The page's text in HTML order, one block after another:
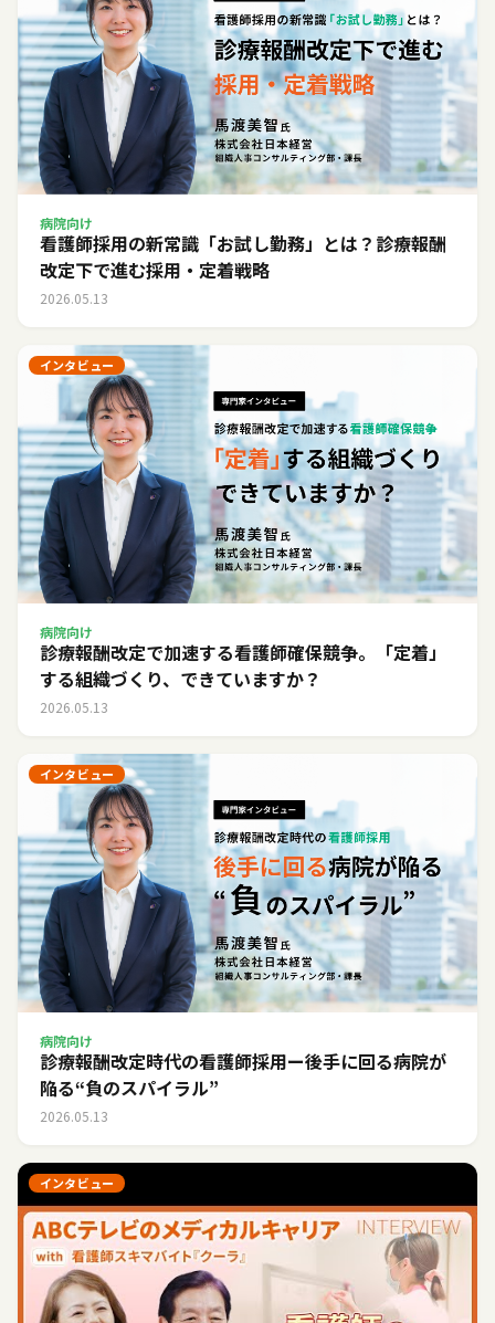
病院向け
看護師採用の新常識「お試し勤務」とは？診療報酬
改定下で進む採用・定着戦略
2026.05.13
インタビュー
病院向け
診療報酬改定で加速する看護師確保競争。「定着」
する組織づくり、できていますか？
2026.05.13
インタビュー
病院向け
診療報酬改定時代の看護師採用ー後手に回る病院が
陥る“負のスパイラル”
2026.05.13
インタビュー